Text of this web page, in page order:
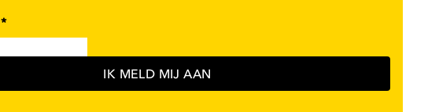
*
IK MELD MIJ AAN